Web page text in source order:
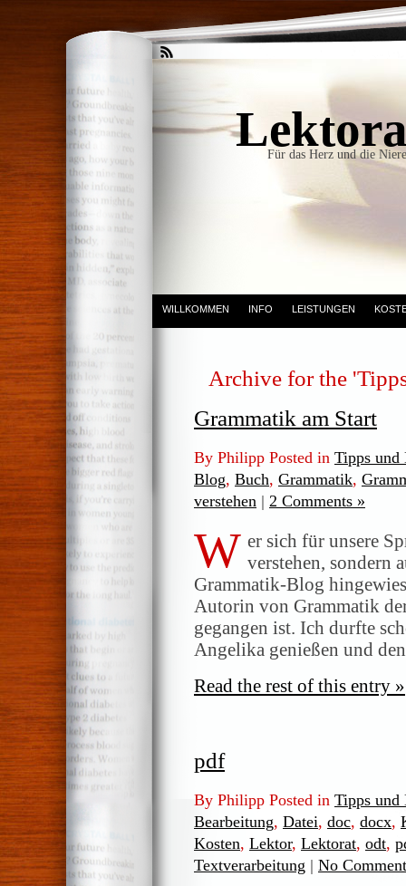
Für das Herz und die
WILLKOMMEN INFO LEISTUNGEN
Archive for the
Grammatik am Start
By Philipp Posted in Tipps und
Blog, Buch, Grammatik,
verstehen | 2 Comments »
W er sich für unsere
verstehen, sondern
Grammatik-Blog
Autorin von Grammatik
gegangen ist. Ich durfte
Angelika genießen und
Read the rest of this entry »
pdf
By Philipp Posted in Tipps und
Bearbeitung, Datei, doc, docx,
Kosten, Lektor, Lektorat, odt,
Textverarbeitung | No